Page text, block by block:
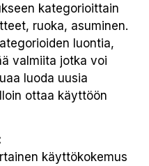
kategorioittain
ruoka, asuminen.
luontia,
valmiita jotka voi
luoda uusia
ottaa käyttöön
käyttökokemus